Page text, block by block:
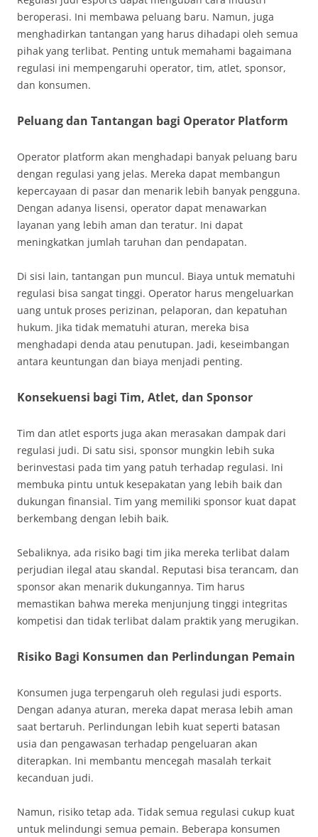
beroperasi. Ini membawa peluang baru. Namun, juga
menghadirkan tantangan yang harus dihadapi oleh semua
pihak yang terlibat. Penting untuk memahami bagaimana
regulasi ini mempengaruhi operator, tim, atlet, sponsor,
dan konsumen.
Peluang dan Tantangan bagi Operator Platform
Operator platform akan menghadapi banyak peluang baru
dengan regulasi yang jelas. Mereka dapat membangun
kepercayaan di pasar dan menarik lebih banyak pengguna.
Dengan adanya lisensi, operator dapat menawarkan
layanan yang lebih aman dan teratur. Ini dapat
meningkatkan jumlah taruhan dan pendapatan.
Di sisi lain, tantangan pun muncul. Biaya untuk mematuhi
regulasi bisa sangat tinggi. Operator harus mengeluarkan
uang untuk proses perizinan, pelaporan, dan kepatuhan
hukum. Jika tidak mematuhi aturan, mereka bisa
menghadapi denda atau penutupan. Jadi, keseimbangan
antara keuntungan dan biaya menjadi penting.
Konsekuensi bagi Tim, Atlet, dan Sponsor
Tim dan atlet esports juga akan merasakan dampak dari
regulasi judi. Di satu sisi, sponsor mungkin lebih suka
berinvestasi pada tim yang patuh terhadap regulasi. Ini
membuka pintu untuk kesepakatan yang lebih baik dan
dukungan finansial. Tim yang memiliki sponsor kuat dapat
berkembang dengan lebih baik.
Sebaliknya, ada risiko bagi tim jika mereka terlibat dalam
perjudian ilegal atau skandal. Reputasi bisa terancam, dan
sponsor akan menarik dukungannya. Tim harus
memastikan bahwa mereka menjunjung tinggi integritas
kompetisi dan tidak terlibat dalam praktik yang merugikan.
Risiko Bagi Konsumen dan Perlindungan Pemain
Konsumen juga terpengaruh oleh regulasi judi esports.
Dengan adanya aturan, mereka dapat merasa lebih aman
saat bertaruh. Perlindungan lebih kuat seperti batasan
usia dan pengawasan terhadap pengeluaran akan
diterapkan. Ini membantu mencegah masalah terkait
kecanduan judi.
Namun, risiko tetap ada. Tidak semua regulasi cukup kuat
untuk melindungi semua pemain. Beberapa konsumen